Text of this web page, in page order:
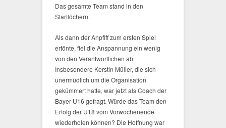
Das gesamte Team stand in den
Startlöchern.
Als dann der Anpfiff zum ersten Spiel
ertönte, fiel die Anspannung ein wenig
von den Verantwortlichen ab.
Insbesondere Kerstin Müller, die sich
unermüdlich um die Organisation
gekümmert hatte, war jetzt als Coach der
Bayer-U16 gefragt. Würde das Team den
Erfolg der U18 vom Vorwochenende
wiederholen können? Die Hoffnung war